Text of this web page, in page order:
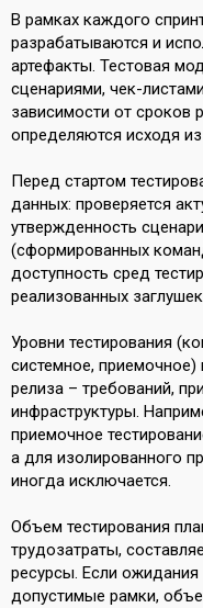
В рамках каждого
разрабатываются и
артефакты. Тестовая
сценариями, чек-
зависимости от сроков
определяются исходя
Перед стартом
данных: проверяется
утвержденность
(сформированных
доступность сред
реализованных
Уровни тестирования
системное,
релиза – требований,
инфраструктуры.
приемочное
а для изолированного
иногда исключается.
Объем тестирования
трудозатраты,
ресурсы. Если
допустимые рамки,